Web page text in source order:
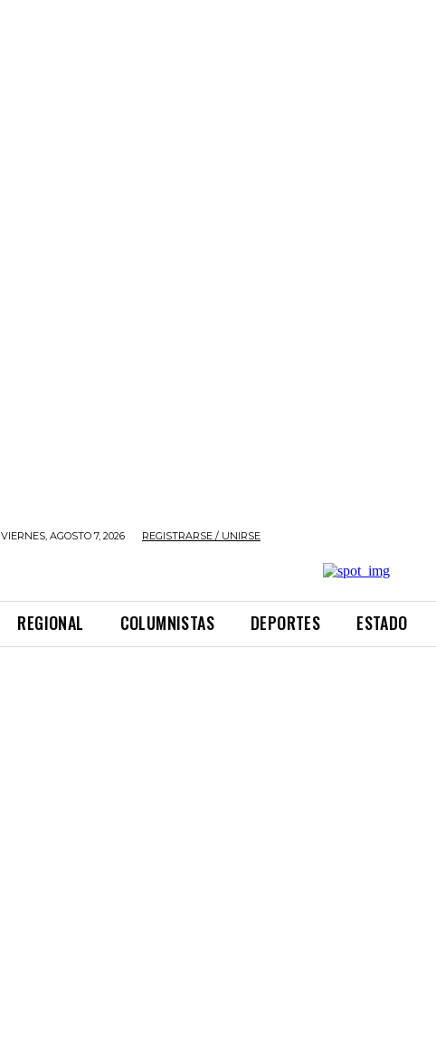
VIERNES, AGOSTO 7, 2026 REGISTRARSE / UNIRSE
REGIONAL COLUMNISTAS DEPORTES ESTADO